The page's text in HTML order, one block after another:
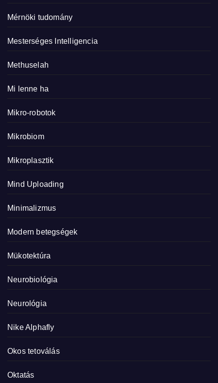
Mérnöki tudomány
Mesterséges Intelligencia
Methuselah
Mi lenne ha
Mikro-robotok
Mikrobiom
Mikroplasztik
Mind Uploading
Minimalizmus
Modern betegségek
Mükotektúra
Neurobiológia
Neurológia
Nike Alphafly
Okos tetoválás
Oktatás